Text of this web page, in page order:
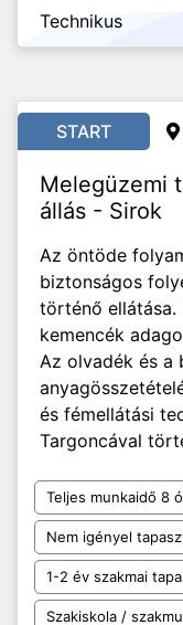
Technikus
START
Melegüzemi
állás - Sirok
Az öntöde
biztonságos
történő
kemencék
Az olvadék és a
és fémellátási
Targoncával
Teljes munkaidő 8
Nem igényel
1-2 év szakmai
Szakiskola /